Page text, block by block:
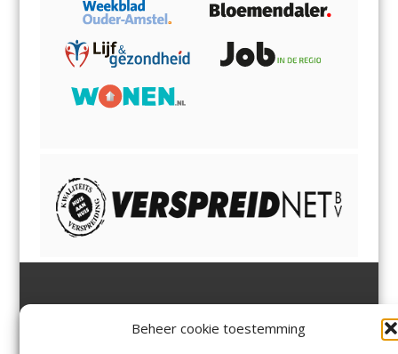
Beheer cookie toestemming
Margadantstraat 34
Velserbroek,Velsen-Zuid,